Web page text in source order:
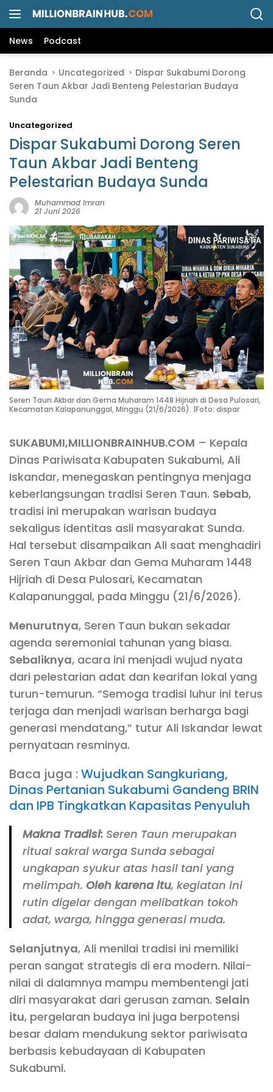
News Podcast
Beranda Uncategorized
Dispar Sukabumi Dorong
Seren Taun Akbar Jadi Benteng Pelestarian Budaya
Sunda
Uncategorized
Dispar Sukabumi Dorong Seren
Taun Akbar Jadi Benteng
Pelestarian Budaya Sunda
Muhammad Imran
21 Juni 2026
Seren Taun Akbar dan Gema Muharam 1448 Hijriah di Desa Pulosari,
Kecamatan Kalapanunggal, Minggu (21/6/2026). |Foto: dispar
SUKABUMI,MILLIONBRAINHUB.COM – Kepala
Dinas Pariwisata Kabupaten Sukabumi, Ali
Iskandar, menegaskan pentingnya menjaga
keberlangsungan tradisi Seren Taun. Sebab,
tradisi ini merupakan warisan budaya
sekaligus identitas asli masyarakat Sunda.
Hal tersebut disampaikan Ali saat menghadiri
Seren Taun Akbar dan Gema Muharam 1448
Hijriah di Desa Pulosari, Kecamatan
Kalapanunggal, pada Minggu (21/6/2026).
Menurutnya, Seren Taun bukan sekadar
agenda seremonial tahunan yang biasa.
Sebaliknya, acara ini menjadi wujud nyata
dari pelestarian adat dan kearifan lokal yang
turun-temurun. “Semoga tradisi luhur ini terus
terjaga dan menjadi warisan berharga bagi
generasi mendatang,” tutur Ali Iskandar lewat
pernyataan resminya.
Baca juga :Wujudkan Sangkuriang,
Dinas Pertanian Sukabumi Gandeng BRIN
dan IPB Tingkatkan Kapasitas Penyuluh
Makna Tradisi: Seren Taun merupakan
ritual sakral warga Sunda sebagai
ungkapan syukur atas hasil tani yang
melimpah. Oleh karena itu, kegiatan ini
rutin digelar dengan melibatkan tokoh
adat, warga, hingga generasi muda.
Selanjutnya, Ali menilai tradisi ini memiliki
peran sangat strategis di era modern. Nilai-
nilai di dalamnya mampu membentengi jati
diri masyarakat dari gerusan zaman. Selain
itu, pergelaran budaya ini juga berpotensi
besar dalam mendukung sektor pariwisata
berbasis kebudayaan di Kabupaten
Sukabumi.